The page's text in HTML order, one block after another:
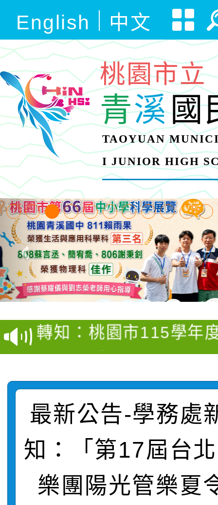
English 中文
桃園市立
青溪國
TAOYUAN
I JUNIOR HIGH
【甄選結果(第4招)】
學年度第1學期第9次代
結果(第4招)
【甄選結果(第12招)】
學年度第1學期第7次代
結果(第12招)
轉知：桃園市115學年
賽及師生本土語及新住
賽實施要點
轉知：「桃園市115學
比賽實施要點」
轉知：「115年金融知
動辦法」
轉知臺中市政府政風處
城市手牽手，綠能透明
畫影片一案
轉知：「115學年度全
劇比賽實施要點」及修
表
轉知：桃園市115年度
敬師藝文競賽』實施計
【甄選結果(第11招)】
最新公告-學務處
知：「第17屆台
樂團陽光管樂夏